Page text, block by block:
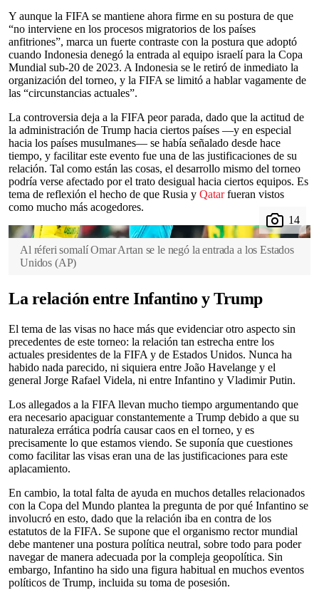
Y aunque la FIFA se mantiene ahora firme en su postura de que
“no interviene en los procesos migratorios de los países
anfitriones”, marca un fuerte contraste con la postura que adoptó
cuando Indonesia denegó la entrada al equipo israelí para la Copa
Mundial sub-20 de 2023. A Indonesia se le retiró de inmediato la
organización del torneo, y la FIFA se limitó a hablar vagamente de
las “circunstancias actuales”.
La controversia deja a la FIFA peor parada, dado que la actitud de
la administración de Trump hacia ciertos países —y en especial
hacia los países musulmanes— se había señalado desde hace
tiempo, y facilitar este evento fue una de las justificaciones de su
relación. Tal como están las cosas, el desarrollo mismo del torneo
podría verse afectado por el trato desigual hacia ciertos equipos. Es
tema de reflexión el hecho de que Rusia y Qatarfueran vistos
como mucho más acogedores.
Al réferi somalí Omar Artan se le negó la entrada a los Estados
Unidos (AP)
La relación entre Infantino y Trump
El tema de las visas no hace más que evidenciar otro aspecto sin
precedentes de este torneo: la relación tan estrecha entre los
actuales presidentes de la FIFA y de Estados Unidos. Nunca ha
habido nada parecido, ni siquiera entre João Havelange y el
general Jorge Rafael Videla, ni entre Infantino y Vladimir Putin.
Los allegados a la FIFA llevan mucho tiempo argumentando que
era necesario apaciguar constantemente a Trump debido a que su
naturaleza errática podría causar caos en el torneo, y es
precisamente lo que estamos viendo. Se suponía que cuestiones
como facilitar las visas eran una de las justificaciones para este
aplacamiento.
En cambio, la total falta de ayuda en muchos detalles relacionados
con la Copa del Mundo plantea la pregunta de por qué Infantino se
involucró en esto, dado que la relación iba en contra de los
estatutos de la FIFA. Se supone que el organismo rector mundial
debe mantener una postura política neutral, sobre todo para poder
navegar de manera adecuada por la compleja geopolítica. Sin
embargo, Infantino ha sido una figura habitual en muchos eventos
políticos de Trump, incluida su toma de posesión.